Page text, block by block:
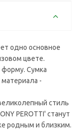
одно основное
цвете.
Сумка
материала -
стиль
PEROTTI' станут
родным и близким.